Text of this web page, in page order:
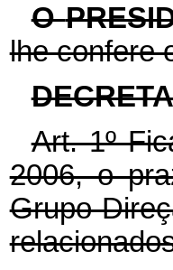
O
lhe confere
Art. 1º
2006, o
Grupo-